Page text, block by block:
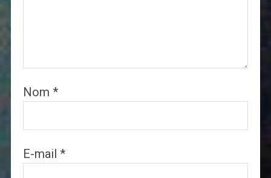
Nom *
E-mail *